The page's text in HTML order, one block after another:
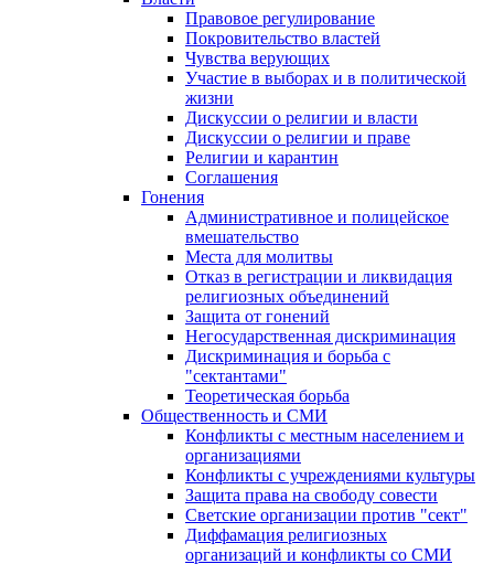
Правовое регулирование
Покровительство властей
Чувства верующих
Участие в выборах и в политической
жизни
Дискуссии о религии и власти
Дискуссии о религии и праве
Религии и карантин
Соглашения
Гонения
Административное и полицейское
вмешательство
Места для молитвы
Отказ в регистрации и ликвидация
религиозных объединений
Защита от гонений
Негосударственная дискриминация
Дискриминация и борьба с
"сектантами"
Теоретическая борьба
Общественность и СМИ
Конфликты с местным населением и
организациями
Конфликты с учреждениями культуры
Защита права на свободу совести
Светские организации против "сект"
Диффамация религиозных
организаций и конфликты со СМИ